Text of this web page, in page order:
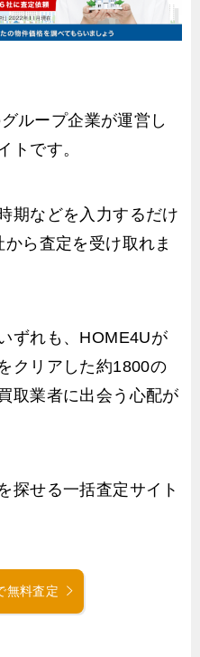
ループ企業が運営し
トです。
期などを入力するだけ
ら査定を受け取れま
ずれも、HOME4Uが
クリアした約1800の
取業者に出会う心配が
探せる一括査定サイト
無料査定